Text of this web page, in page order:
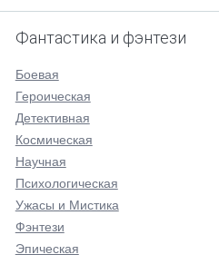
Фантастика и фэнтези
Боевая
Героическая
Детективная
Космическая
Научная
Психологическая
Ужасы и Мистика
Фэнтези
Эпическая